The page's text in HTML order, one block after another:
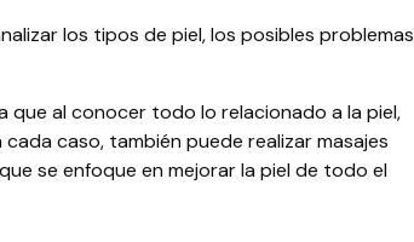
los tipos de piel, los posibles problemas
que al conocer todo lo relacionado a la piel,
caso, también puede realizar masajes
se enfoque en mejorar la piel de todo el